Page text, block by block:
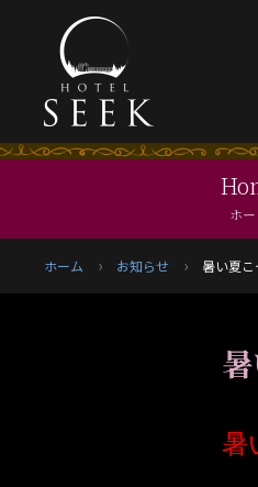
ホ
ホーム お知らせ 暑い夏
暑